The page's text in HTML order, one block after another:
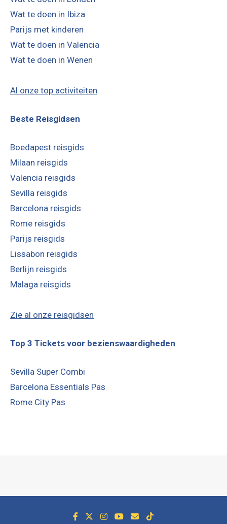
Wat te doen in Ibiza
Parijs met kinderen
Wat te doen in Valencia
Wat te doen in Wenen
Al onze top activiteiten
Beste Reisgidsen
Boedapest reisgids
Milaan reisgids
Valencia reisgids
Sevilla reisgids
Barcelona reisgids
Rome reisgids
Parijs reisgids
Lissabon reisgids
Berlijn reisgids
Malaga reisgids
Zie al onze reisgidsen
Top 3 Tickets voor bezienswaardigheden
Sevilla Super Combi
Barcelona Essentials Pas
Rome City Pas